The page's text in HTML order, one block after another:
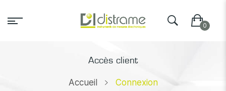
Accès client
Accueil Connexion